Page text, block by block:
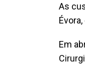
As
Em